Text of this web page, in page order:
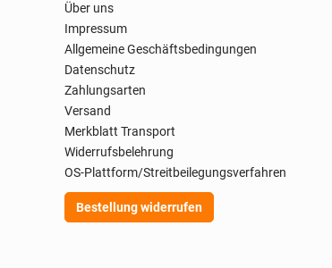
Über uns
Impressum
Allgemeine Geschäftsbedingungen
Datenschutz
Zahlungsarten
Versand
Merkblatt Transport
Widerrufsbelehrung
OS-Plattform/Streitbeilegungsverfahren
Bestellung widerrufen